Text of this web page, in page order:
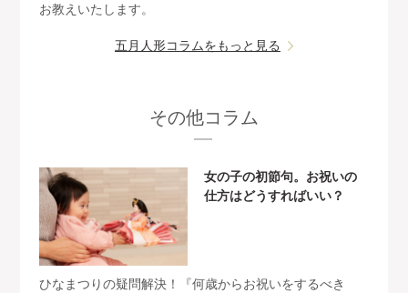
お教えいたします。
五月人形コラムをもっと見る
その他コラム
女の子の初節句。お祝いの
仕方はどうすればいい？
ひなまつりの疑問解決！『何歳からお祝いをするべき